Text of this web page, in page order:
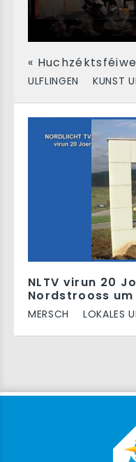
«
ULFLINGEN KUNST
NLTV virun 20
Nordstrooss um
MERSCH LOKALES